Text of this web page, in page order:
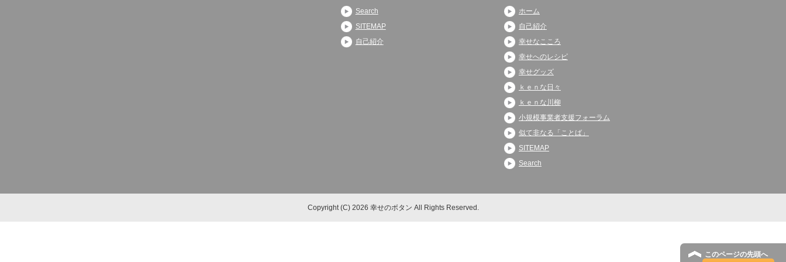
Search
SITEMAP
自己紹介
ホーム
自己紹介
幸せなこころ
幸せへのレシピ
幸せグッズ
ｋｅｎな日々
ｋｅｎな川柳
小規模事業者支援フォーラム
似て非なる「ことば」
SITEMAP
Search
Copyright (C) 2026 幸せのボタン All Rights Reserved.
このページの先頭へ